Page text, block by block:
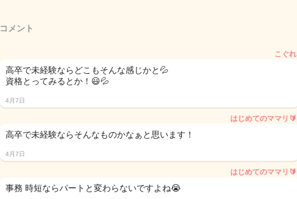
コメント
こぐれ
高卒で未経験ならどこもそんな感じかと💦
資格とってみるとか！😃💦
4月7日
はじめてのママリ🔰
高卒で未経験ならそんなものかなぁと思います！
4月7日
はじめてのママリ🔰
事務 時短ならパートと変わらないですよね😭